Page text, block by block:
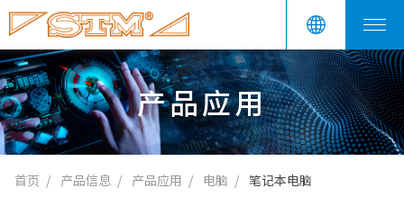
产品应用
首页 产品信息 产品应用 电脑 笔记本电脑